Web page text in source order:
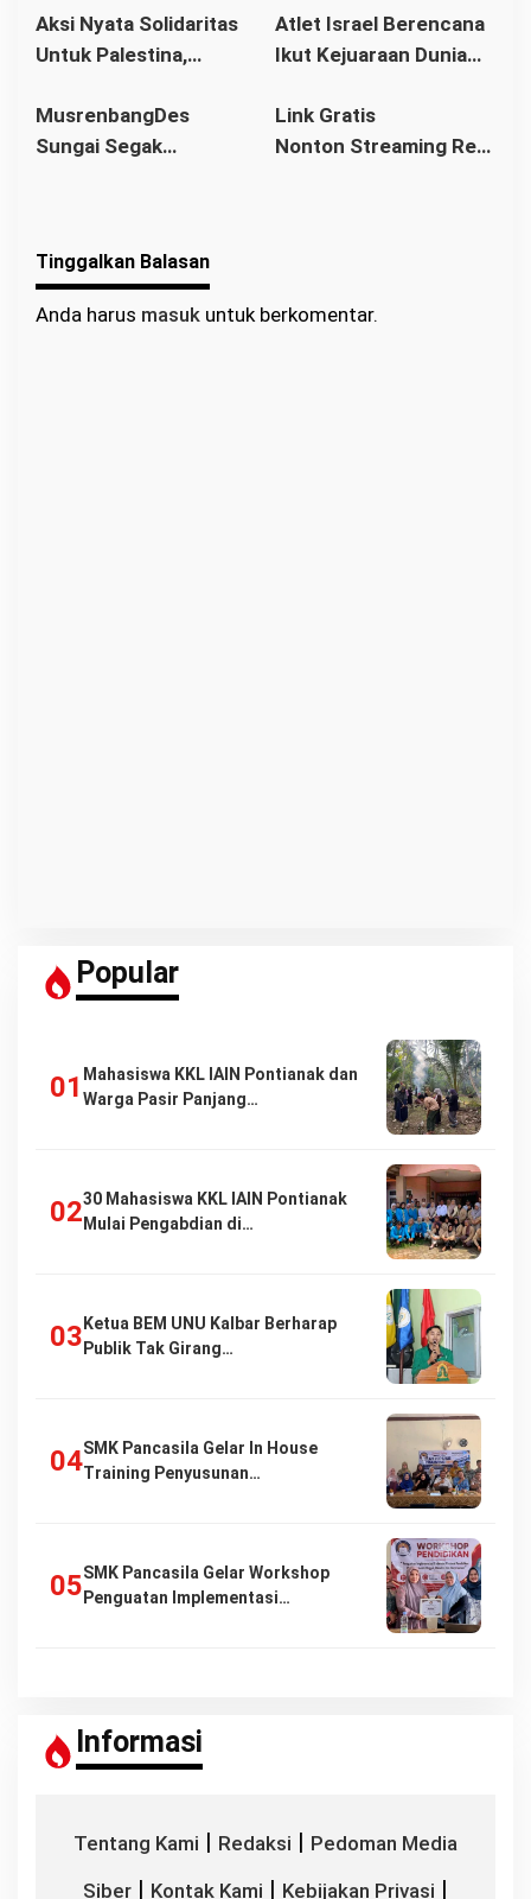
Legalitas
Aksi Nyata Solidaritas
Untuk Palestina,
Pontianak Ikuti Senam
Sehat dan
Atlet Israel Berencana
Ikut Kejuaraan Dunia
Kata Menlu
MusrenbangDes
Sungai Segak
dalam Kebaikan
Link Gratis
Nonton Streaming Real
Tinggalkan Balasan
Anda harus masuk untuk berkomentar.
Popular
Mahasiswa KKL IAIN Pontianak dan
Warga Pasir Panjang…
30 Mahasiswa KKL IAIN Pontianak
Mulai Pengabdian di…
Ketua BEM UNU Kalbar Berharap
Publik Tak Girang…
SMK Pancasila Gelar In House
Training Penyusunan…
SMK Pancasila Gelar Workshop
Penguatan Implementasi…
Informasi
Tentang Kami | Redaksi | Pedoman Media
Siber | Kontak Kami | Kebijakan Privasi |